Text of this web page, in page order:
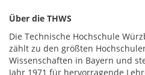
Über die THWS
Die Technische Hochschule
zählt zu den größten
Wissenschaften in Bayern und
Jahr 1971 für hervorragende